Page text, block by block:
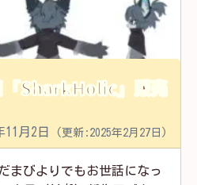
「SharkHolic」販売
11月2日 (更新:2025年2月27日)
まびよりでもお世話になっ